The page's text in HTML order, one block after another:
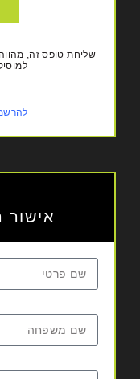
שליחת טופס זה,
אישור